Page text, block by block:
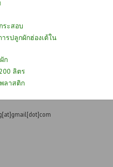
ระสอบ
รปลูกผักฮ่องเต้ใน
ก
ลิตร
ลาสติก